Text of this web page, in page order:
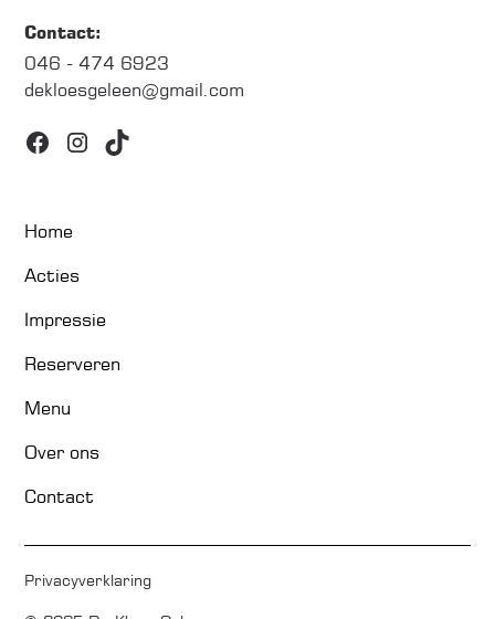
Contact:
046 - 474 6923
dekloesgeleen@gmail.com
Home
Acties
Impressie
Reserveren
Menu
Over ons
Contact
Privacyverklaring